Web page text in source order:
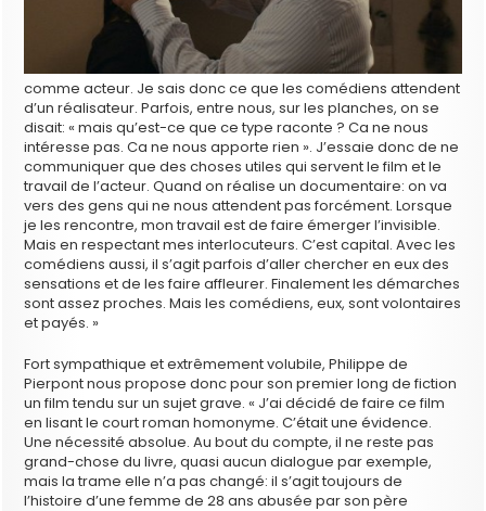
comme acteur. Je sais donc ce que les comédiens attendent
d’un réalisateur. Parfois, entre nous, sur les planches, on se
disait: « mais qu’est-ce que ce type raconte ? Ca ne nous
intéresse pas. Ca ne nous apporte rien ». J’essaie donc de ne
communiquer que des choses utiles qui servent le film et le
travail de l’acteur. Quand on réalise un documentaire: on va
vers des gens qui ne nous attendent pas forcément. Lorsque
je les rencontre, mon travail est de faire émerger l’invisible.
Mais en respectant mes interlocuteurs. C’est capital. Avec les
comédiens aussi, il s’agit parfois d’aller chercher en eux des
sensations et de les faire affleurer. Finalement les démarches
sont assez proches. Mais les comédiens, eux, sont volontaires
et payés. »
Fort sympathique et extrêmement volubile, Philippe de
Pierpont nous propose donc pour son premier long de fiction
un film tendu sur un sujet grave. « J’ai décidé de faire ce film
en lisant le court roman homonyme. C’était une évidence.
Une nécessité absolue. Au bout du compte, il ne reste pas
grand-chose du livre, quasi aucun dialogue par exemple,
mais la trame elle n’a pas changé: il s’agit toujours de
l’histoire d’une femme de 28 ans abusée par son père